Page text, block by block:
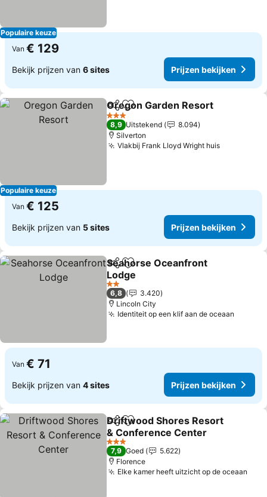
Populaire keuze
Van € 129
Bekijk prijzen van 6 sites Prijzen bekijken
Populaire keuze
DelenToevoegen aan favorieten
Oregon Garden Resort
3 Sterren
8,9 Uitstekend
8.094
Silverton
Vlakbij Frank Lloyd Wright huis
Van € 125
Bekijk prijzen van 5 sites Prijzen bekijken
DelenToevoegen aan favorieten
Seahorse Oceanfront
Lodge
2 Sterren
6,8
3.420
Lincoln City
Identiteit op een klif aan de oceaan
Van € 71
Bekijk prijzen van 4 sites Prijzen bekijken
DelenToevoegen aan favorieten
Driftwood Shores Resort
& Conference Center
3 Sterren
7,9 Goed
5.622
Florence
Elke kamer heeft uitzicht op de oceaan